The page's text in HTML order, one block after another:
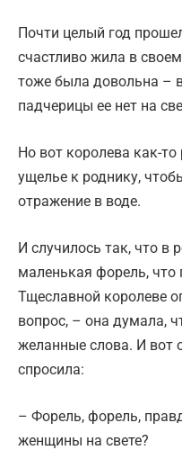
Почти целый год
счастливо жила в
тоже была довольна –
падчерицы ее нет на
Но вот королева как-
ущелье к роднику,
отражение в воде.
И случилось так, что в
маленькая форель, что
Тщеславной королеве
вопрос, – она думала,
желанные слова. И вот
спросила:
– Форель, форель,
женщины на свете?